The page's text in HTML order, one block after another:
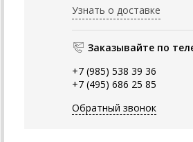
Узнать о доставке
Заказывайте по
+7 (985) 538 39 36
+7 (495) 686 25 85
Обратный звонок